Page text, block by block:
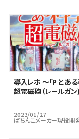
導入レポ ～「P とあ
超電磁砲（レールガン
2022/01/27
ぱちんこメーカー現役開